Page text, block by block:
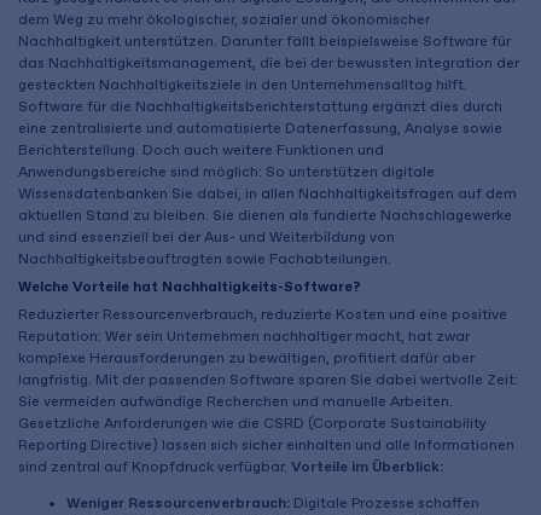
dem Weg zu mehr ökologischer, sozialer und ökonomischer
Nachhaltigkeit unterstützen. Darunter fällt beispielsweise Software für
das Nachhaltigkeitsmanagement, die bei der bewussten Integration der
gesteckten Nachhaltigkeitsziele in den Unternehmensalltag hilft.
Software für die Nachhaltigkeitsberichterstattung ergänzt dies durch
eine zentralisierte und automatisierte Datenerfassung, Analyse sowie
Berichterstellung. Doch auch weitere Funktionen und
Anwendungsbereiche sind möglich: So unterstützen digitale
Wissensdatenbanken Sie dabei, in allen Nachhaltigkeitsfragen auf dem
aktuellen Stand zu bleiben. Sie dienen als fundierte Nachschlagewerke
und sind essenziell bei der Aus- und Weiterbildung von
Nachhaltigkeitsbeauftragten sowie Fachabteilungen.
Welche Vorteile hat Nachhaltigkeits-Software?
Reduzierter Ressourcenverbrauch, reduzierte Kosten und eine positive
Reputation: Wer sein Unternehmen nachhaltiger macht, hat zwar
komplexe Herausforderungen zu bewältigen, profitiert dafür aber
langfristig. Mit der passenden Software sparen Sie dabei wertvolle Zeit:
Sie vermeiden aufwändige Recherchen und manuelle Arbeiten.
Gesetzliche Anforderungen wie die CSRD (Corporate Sustainability
Reporting Directive) lassen sich sicher einhalten und alle Informationen
sind zentral auf Knopfdruck verfügbar. Vorteile im Überblick:
Weniger Ressourcenverbrauch: Digitale Prozesse schaffen